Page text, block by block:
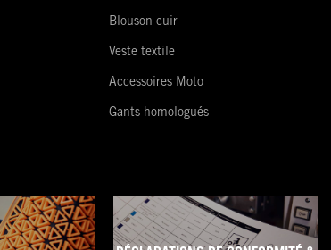
Blouson cuir
Veste textile
Accessoires Moto
Gants homologués